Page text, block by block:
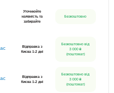
Уточнюйте
наявність та
забирайте
Безкоштовно
Відправка з
Києва 1-2 дні
Безкоштовно від
3 000 ₴
(поштомат)
Відправка з
Києва 1-2 дні
Безкоштовно від
3 000 ₴
(поштомат)